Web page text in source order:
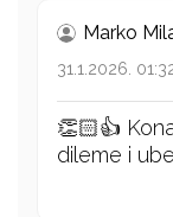
Marko
31.1.2026.
👏🏻👍
dileme i